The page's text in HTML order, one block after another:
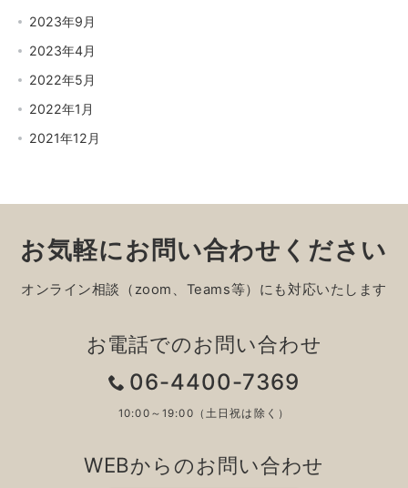
2023年9月
2023年4月
2022年5月
2022年1月
2021年12月
お気軽にお問い合わせください
オンライン相談（zoom、Teams等）にも対応いたします
お電話でのお問い合わせ
06-4400-7369
10:00～19:00（土日祝は除く）
WEBからのお問い合わせ